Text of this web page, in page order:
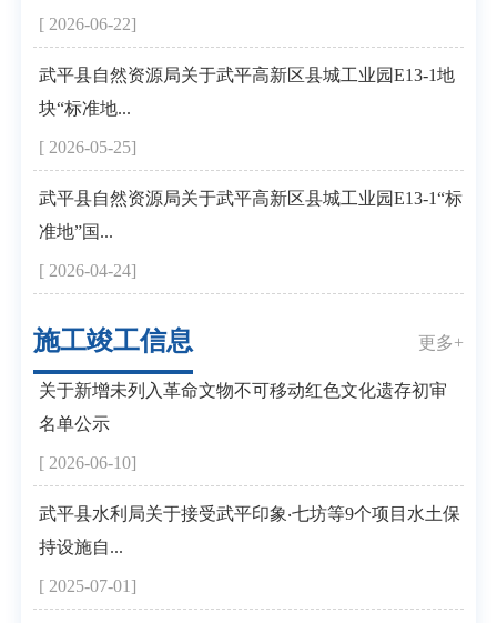
[ 2026-06-22]
[ 2026-05-25]
武平县自然资源局关于武平高新区县城工业园E13-1地
块“标准地...
[ 2026-04-24]
武平县自然资源局关于武平高新区县城工业园E13-1“标
准地”国...
施工竣工信息 更多+
[ 2026-06-10]
关于新增未列入革命文物不可移动红色文化遗存初审
名单公示
[ 2025-07-01]
武平县水利局关于接受武平印象‧七坊等9个项目水土保
持设施自...